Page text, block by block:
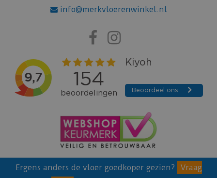
info@merkvloerenwinkel.nl
Ergens anders de vloer goedkoper gezien? Vraag